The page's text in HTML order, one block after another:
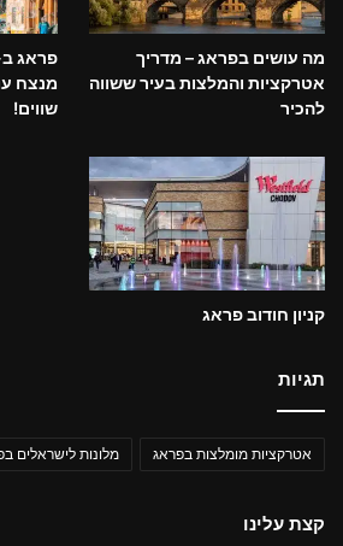
מה עושים בפראג – מדריך
אטרקציות והמלצות בעיר ששווה
להכיר
מנצח
שווים!
קניון חודוב פראג
תגיות
אטרקציות מומלצות בפראג מלונות לישראלים
קצת עלינו